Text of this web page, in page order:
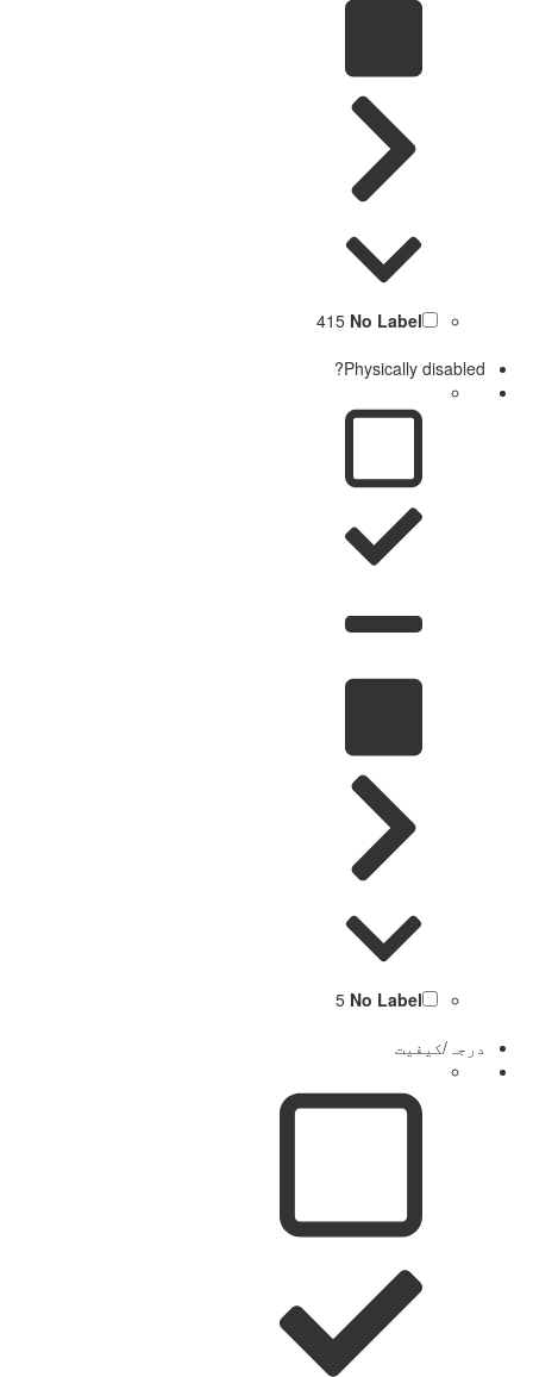
No Label
415
Physically disabled?
No Label
5
درجہ/کیفیت